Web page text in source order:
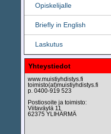
Opiskelijalle
Briefly in English
Laskutus
Yhteystiedot
www.muistiyhdistys.fi
toimisto(at)muistiyhdistys.fi
p. 0400-919 523
Postiosoite ja toimisto:
Viitaväylä 11
62375 YLIHÄRMÄ